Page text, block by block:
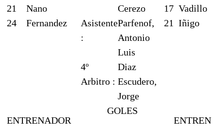
21
Nano
24
Fernandez
Asistente
:
Cerezo
Parfenof,
Antonio
Luis
4º
Arbitro :
Diaz
Escudero,
Jorge
17 Vadillo
21 Iñigo
ENTRENADOR
GOLES